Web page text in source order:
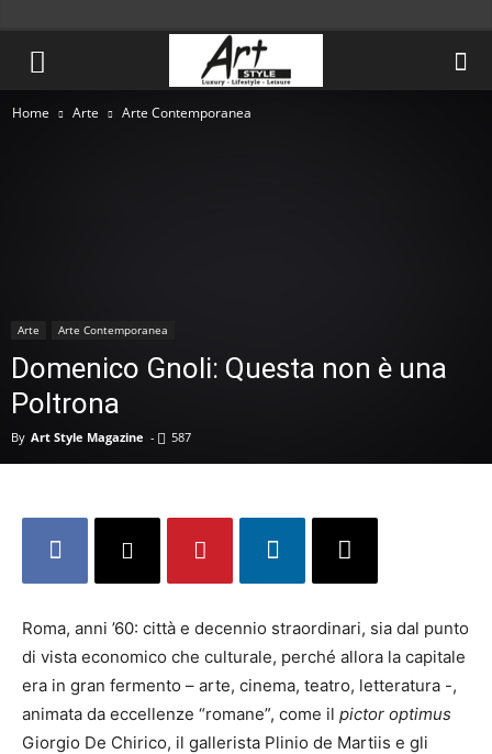
Home Arte Arte Contemporanea
Arte Arte Contemporanea
Domenico Gnoli: Questa non è una
Poltrona
By Art Style Magazine - 587
Roma, anni ’60: città e decennio straordinari, sia dal punto
di vista economico che culturale, perché allora la capitale
era in gran fermento – arte, cinema, teatro, letteratura -,
animata da eccellenze “romane”, come il pictor optimus
Giorgio De Chirico, il gallerista Plinio de Martiis e gli